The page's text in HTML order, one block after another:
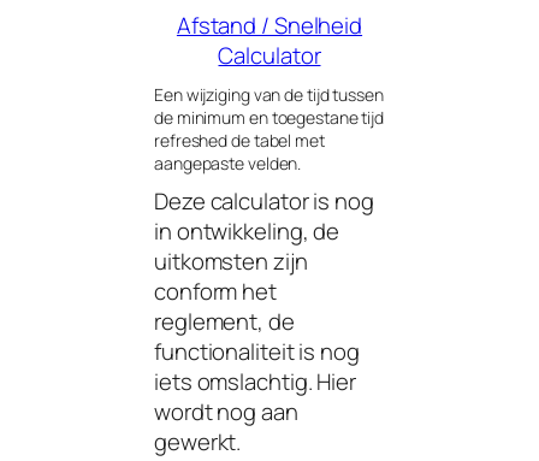
Afstand / Snelheid
Calculator
Een wijziging van de tijd tussen
de minimum en toegestane tijd
refreshed de tabel met
aangepaste velden.
Deze calculator is nog
in ontwikkeling, de
uitkomsten zijn
conform het
reglement, de
functionaliteit is nog
iets omslachtig. Hier
wordt nog aan
gewerkt.